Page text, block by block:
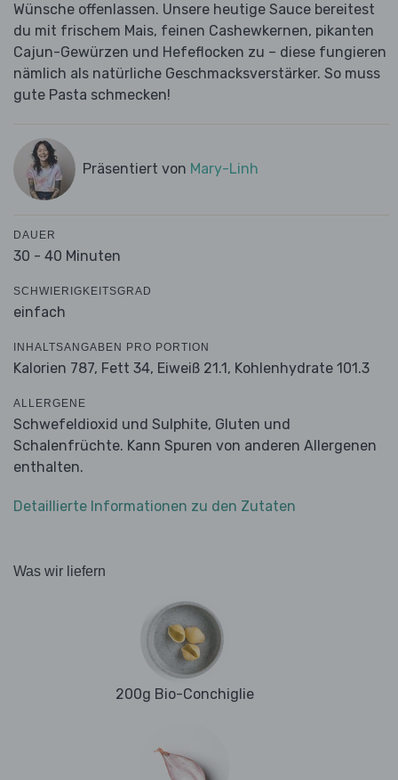
Wünsche offenlassen. Unsere heutige Sauce bereitest
du mit frischem Mais, feinen Cashewkernen, pikanten
Cajun-Gewürzen und Hefeflocken zu – diese fungieren
nämlich als natürliche Geschmacksverstärker. So muss
gute Pasta schmecken!
Präsentiert von Mary-Linh
DAUER
30 - 40 Minuten
SCHWIERIGKEITSGRAD
einfach
INHALTSANGABEN PRO PORTION
Kalorien 787, Fett 34, Eiweiß 21.1, Kohlenhydrate 101.3
ALLERGENE
Schwefeldioxid und Sulphite, Gluten und
Schalenfrüchte. Kann Spuren von anderen Allergenen
enthalten.
Detaillierte Informationen zu den Zutaten
Was wir liefern
200g Bio-Conchiglie